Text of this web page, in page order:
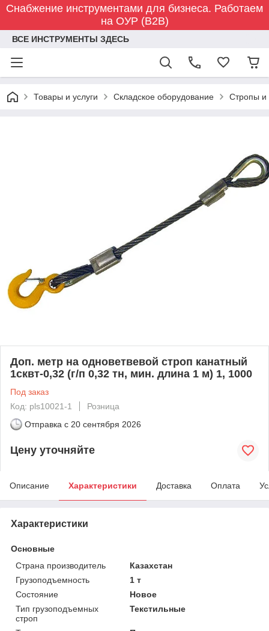
Снабжение инструментами для бизнеса. Работаем
на ОУР (B2B)
ВСЕ ИНСТРУМЕНТЫ ЗДЕСЬ
Товары и услуги Складское оборудование Стропы и
Доп. метр на одноветвевой строп канатный
1сквт-0,32 (г/п 0,32 тн, мин. длина 1 м) 1, 1000
Под заказ
Код: pls10021-1
Розница
Отправка с 20 сентября 2026
Цену уточняйте
Описание Характеристики Доставка Оплата
Характеристики
Основные
Страна производитель
Казахстан
Грузоподъемность
1 т
Состояние
Новое
Тип грузоподъемных
строп
Текстильные